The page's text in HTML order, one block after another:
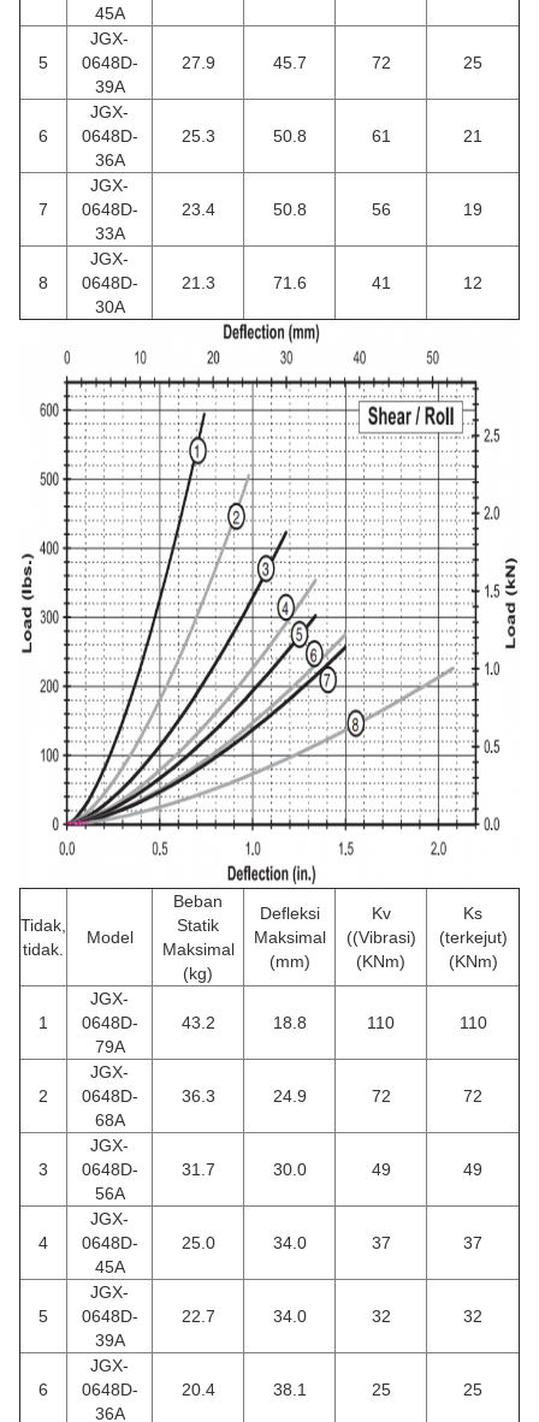
45A
5
JGX-
0648D-
39A
27.9 45.7 72 25
6
JGX-
0648D-
36A
25.3 50.8 61 21
7
JGX-
0648D-
33A
23.4 50.8 56 19
8
JGX-
0648D-
30A
21.3 71.6 41 12
Tidak,
tidak.
Model
Beban
Statik
Maksimal
(kg)
Defleksi
Maksimal
(mm)
Kv
((Vibrasi)
(KNm)
Ks
(terkejut)
(KNm)
1
JGX-
0648D-
79A
43.2 18.8 110 110
2
JGX-
0648D-
68A
36.3 24.9 72 72
3
JGX-
0648D-
56A
31.7 30.0 49 49
4
JGX-
0648D-
45A
25.0 34.0 37 37
5
JGX-
0648D-
39A
22.7 34.0 32 32
6
JGX-
0648D-
36A
20.4 38.1 25 25